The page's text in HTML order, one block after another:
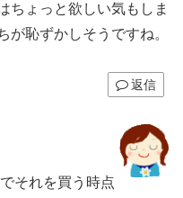
ちょっと欲しい気もしま
が恥ずかしそうですね。
返信
それを買う時点